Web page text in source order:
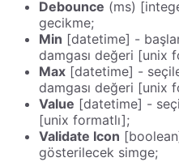
Debounce (ms)
gecikme;
Min [datetime] -
damgası değeri [unix
Max [datetime] -
damgası değeri [unix
Value [datetime] -
[unix formatlı];
Validate Icon
gösterilecek simge;